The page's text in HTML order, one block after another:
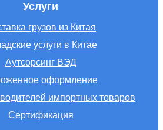
Услуги
грузов из Китая
услуги в Китае
Аутсорсинг ВЭД
оформление
импортных товаров
Сертификация